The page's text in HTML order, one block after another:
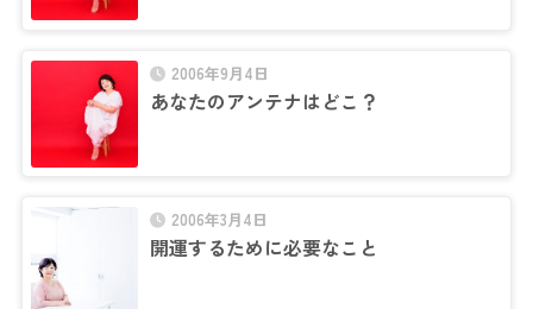
2006年9月4日
あなたのアンテナはどこ？
2006年3月4日
開運するために必要なこと